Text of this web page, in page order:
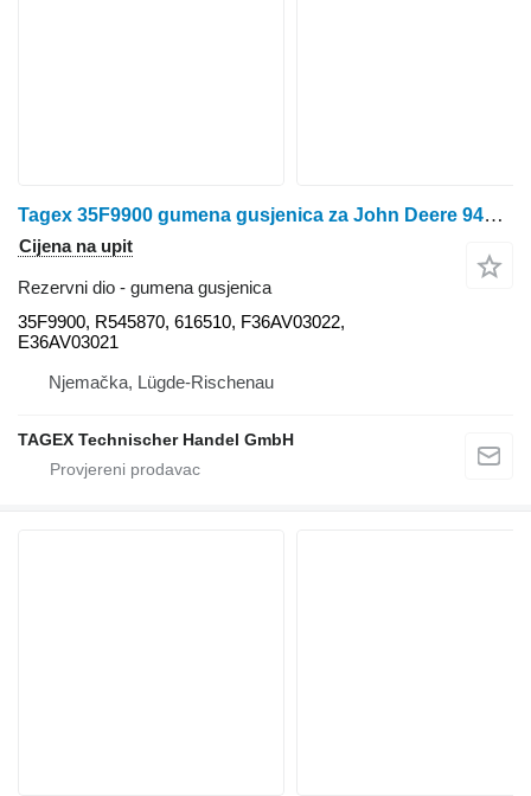
Tagex 35F9900 gumena gusjenica za John Deere 9430T, 9460RT, 9470RT, 9510RT, 9520RT, 9530T, 9530RT, 9560RT, 9570RT, 9630T, 9RT 470, 9RT 490, 9RT 520, 9RT 540, 9RT570, 9RT590 traktora gusjeničara
Cijena na upit
Rezervni dio - gumena gusjenica
35F9900, R545870, 616510, F36AV03022,
E36AV03021
Njemačka, Lügde-Rischenau
TAGEX Technischer Handel GmbH